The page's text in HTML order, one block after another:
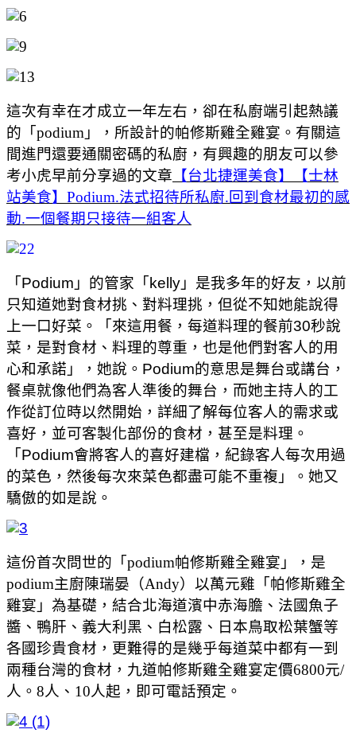
這次有幸在才成立一年左右，卻在私廚端引起熱議
的「podium」，所設計的帕修斯雞全雞宴。有關這
間進門還要通關密碼的私廚，有興趣的朋友可以參
考小虎早前分享過的文章 【台北捷運美食】【士林
站美食】Podium.法式招待所私廚.回到食材最初的感
動.一個餐期只接待一組客人
「Podium」的管家「kelly」是我多年的好友，以前
只知道她對食材挑、對料理挑，但從不知她能說得
上一口好菜。「來這用餐，每道料理的餐前30秒說
菜，是對食材、料理的尊重，也是他們對客人的用
心和承諾」，她說。Podium的意思是舞台或講台，
餐桌就像他們為客人準後的舞台，而她主持人的工
作從訂位時以然開始，詳細了解每位客人的需求或
喜好，並可客製化部份的食材，甚至是料理。
「Podium會將客人的喜好建檔，紀錄客人每次用過
的菜色，然後每次來菜色都盡可能不重複」。她又
驕傲的如是說。
這份首次問世的「podium帕修斯雞全雞宴」，是
podium主廚陳瑞晏（Andy）以萬元雞「帕修斯雞全
雞宴」為基礎，結合北海道濱中赤海膽、法國魚子
醬、鴨肝、義大利黑、白松露、日本鳥取松葉蟹等
各國珍貴食材，更難得的是幾乎每道菜中都有一到
兩種台灣的食材，九道帕修斯雞全雞宴定價6800元/
人。8人、10人起，即可電話預定。